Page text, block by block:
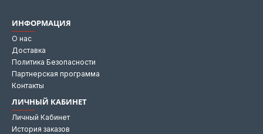
ИНФОРМАЦИЯ
О нас
Доставка
Политика Безопасности
Партнерская программа
Контакты
ЛИЧНЫЙ КАБИНЕТ
Личный Кабинет
История заказов